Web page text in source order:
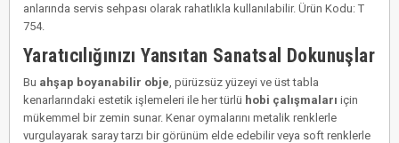
anlarında servis sehpası olarak rahatlıkla kullanılabilir. Ürün Kodu: T
754.
Yaratıcılığınızı Yansıtan Sanatsal Dokunuşlar
Bu ahşap boyanabilir obje , pürüzsüz yüzeyi ve üst tabla
kenarlarındaki estetik işlemeleri ile her türlü hobi çalışmaları için
mükemmel bir zemin sunar. Kenar oymalarını metalik renklerle
vurgulayarak saray tarzı bir görünüm elde edebilir veya soft renklerle